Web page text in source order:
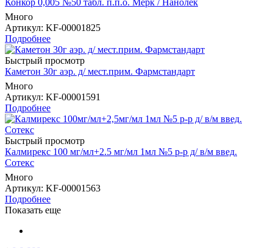
Конкор 0,005 №50 табл. п.п.о. Мерк / Нанолек
Много
Артикул: KF-00001825
Подробнее
Быстрый просмотр
Каметон 30г аэр. д/ мест.прим. Фармстандарт
Много
Артикул: KF-00001591
Подробнее
Быстрый просмотр
Калмирекс 100 мг/мл+2.5 мг/мл 1мл №5 р-р д/ в/м введ.
Сотекс
Много
Артикул: KF-00001563
Подробнее
Показать еще